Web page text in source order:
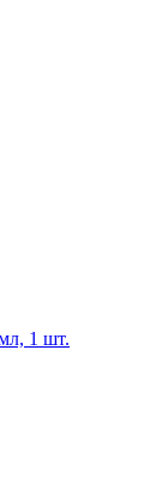
1 шт.